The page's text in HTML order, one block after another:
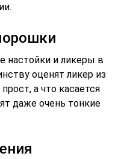
настойки и ликеры в
оценят ликер из
а что касается
даже очень тонкие